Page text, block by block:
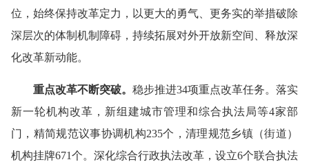
位，始终保持改革定力，以更大的勇气、更务实的举措破除
深层次的体制机制障碍，持续拓展对外开放新空间、释放深
化改革新动能。
重点改革不断突破。 稳步推进34项重点改革任务。落实
新一轮机构改革，新组建城市管理和综合执法局等4家部
门，精简规范议事协调机构235个，清理规范乡镇（街道）
机构挂牌671个。深化综合行政执法改革，设立6个联合执法